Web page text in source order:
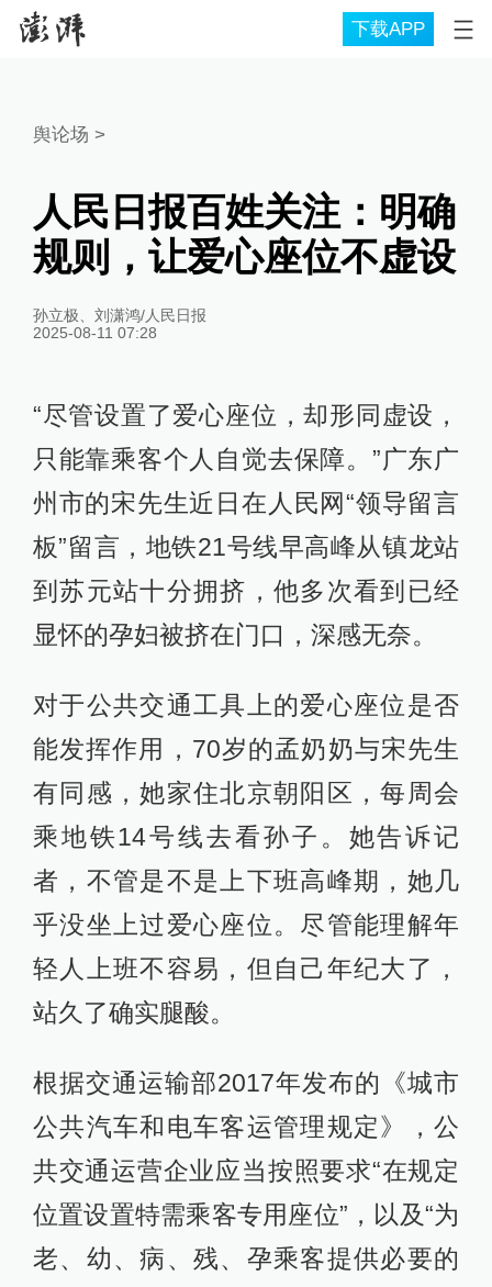
下载APP
舆论场 >
人民日报百姓关注：明确
规则，让爱心座位不虚设
孙立极、刘潇鸿/人民日报
2025-08-11 07:28
“尽管设置了爱心座位，却形同虚设，
只能靠乘客个人自觉去保障。”广东广
州市的宋先生近日在人民网“领导留言
板”留言，地铁21号线早高峰从镇龙站
到苏元站十分拥挤，他多次看到已经
显怀的孕妇被挤在门口，深感无奈。
对于公共交通工具上的爱心座位是否
能发挥作用，70岁的孟奶奶与宋先生
有同感，她家住北京朝阳区，每周会
乘地铁14号线去看孙子。她告诉记
者，不管是不是上下班高峰期，她几
乎没坐上过爱心座位。尽管能理解年
轻人上班不容易，但自己年纪大了，
站久了确实腿酸。
根据交通运输部2017年发布的《城市
公共汽车和电车客运管理规定》，公
共交通运营企业应当按照要求“在规定
位置设置特需乘客专用座位”，以及“为
老、幼、病、残、孕乘客提供必要的